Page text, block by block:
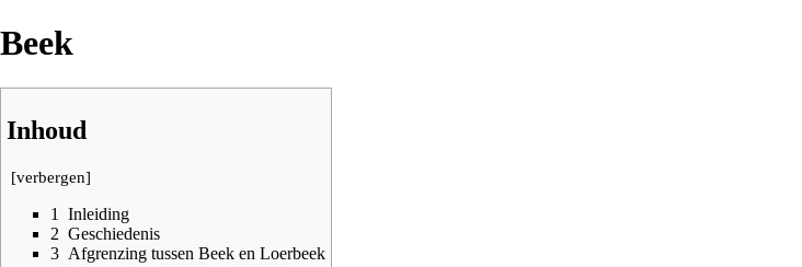
Beek
Inhoud
[verbergen]
1
Inleiding
2 Geschiedenis
3 Afgrenzing tussen Beek en Loerbeek